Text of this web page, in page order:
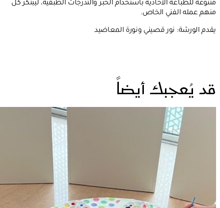
منهم عمله الفني الخاص.
يقدم الورشة: نور قصيني ونورة المعاضيد
قد يُعجبك أيضاً